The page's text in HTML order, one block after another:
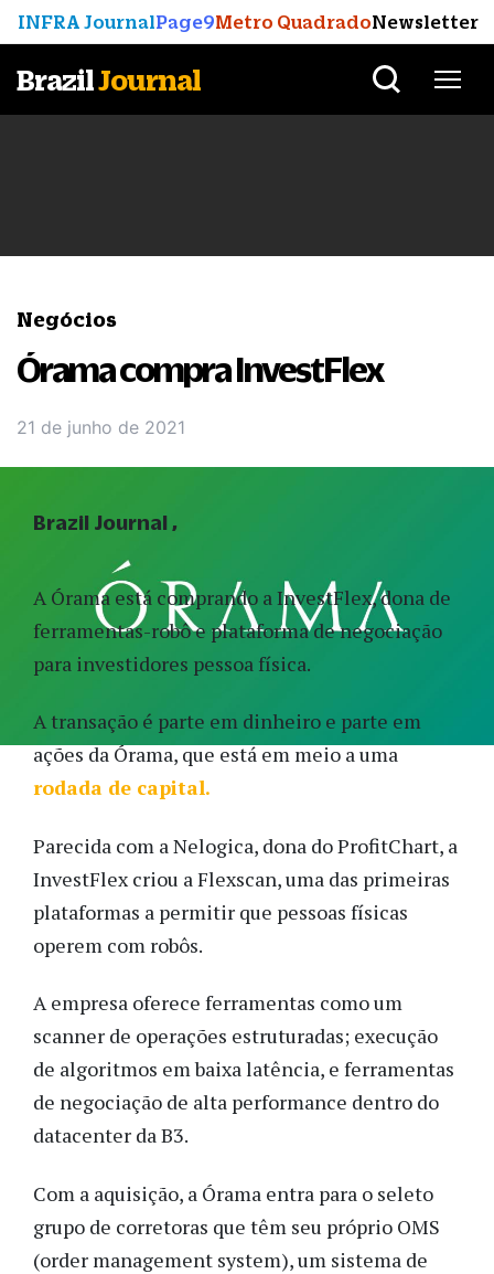
INFRA JournalPage9Metro QuadradoNewsletter
BrazilJournal
Negócios
Órama compra InvestFlex
21 de junho de 2021
A Órama está comprando a InvestFlex, dona de
ferramentas-robô e plataforma de negociação
para investidores pessoa física.
A transação é parte em dinheiro e parte em
ações da Órama, que está em meio a uma
rodada de capital.
Parecida com a Nelogica, dona do ProfitChart, a
InvestFlex criou a Flexscan, uma das primeiras
plataformas a permitir que pessoas físicas
operem com robôs.
A empresa oferece ferramentas como um
scanner de operações estruturadas; execução
de algoritmos em baixa latência, e ferramentas
de negociação de alta performance dentro do
datacenter da B3.
Com a aquisição, a Órama entra para o seleto
grupo de corretoras que têm seu próprio OMS
(order management system), um sistema de
Brazil Journal